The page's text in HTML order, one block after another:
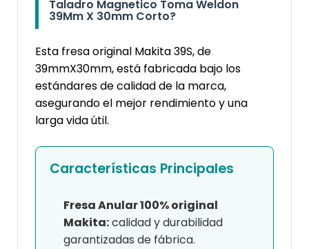
Taladro Magnetico Toma Weldon
39Mm X 30mm Corto?
Esta fresa original Makita 39S, de
39mmX30mm, está fabricada bajo los
estándares de calidad de la marca,
asegurando el mejor rendimiento y una
larga vida útil.
Características Principales
Fresa Anular 100% original
Makita:calidad y durabilidad
garantizadas de fábrica.